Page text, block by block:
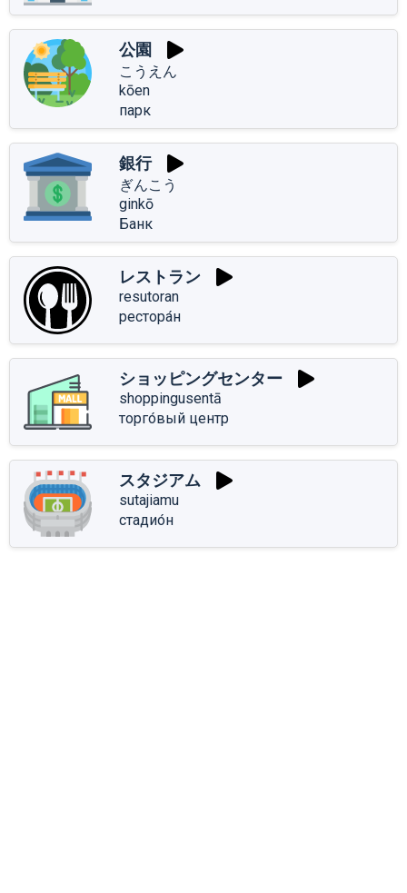
公園
こうえん
kōen
парк
銀行
ぎんこう
ginkō
Банк
レストラン
resutoran
рестора́н
ショッピングセンター
shoppingusentā
торго́вый центр
スタジアム
sutajiamu
стадио́н